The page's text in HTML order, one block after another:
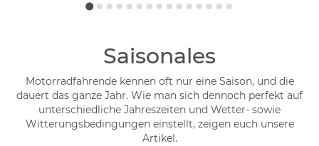
Saisonales
Motorradfahrende kennen oft nur eine Saison, und die
dauert das ganze Jahr. Wie man sich dennoch perfekt auf
unterschiedliche Jahreszeiten und Wetter- sowie
Witterungsbedingungen einstellt, zeigen euch unsere
Artikel.